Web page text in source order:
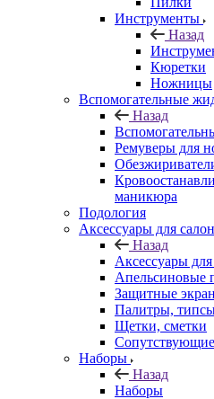
Инструменты
Назад
Кюретки
Ножницы
Вспомогательные
Назад
Ремуверы для
маникюра
Подология
Аксессуары для
Назад
Аксессуары
Апельсиновые
Защитные
Палитры,
Щетки, сметки
Наборы
Назад
Наборы